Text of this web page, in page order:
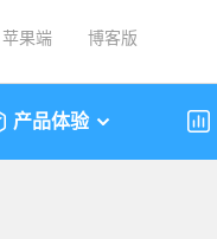
苹果端 博客版
产品体验